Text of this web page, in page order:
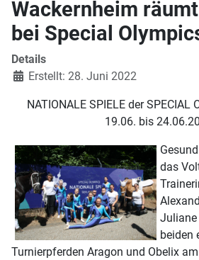
Wackernheim
bei Special
Details
Erstellt: 28. Juni 2022
NATIONALE SPIELE der SPECIAL
19.06. bis
das
Juliane
beiden
Turnierpferden Aragon und Obelix